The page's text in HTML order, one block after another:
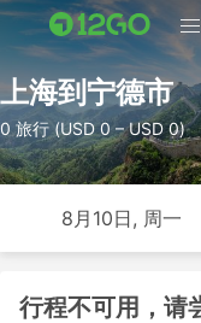
上海到宁德市
0 旅行 (USD 0 – USD 0)
8月10日, 周一
行程不可用，请